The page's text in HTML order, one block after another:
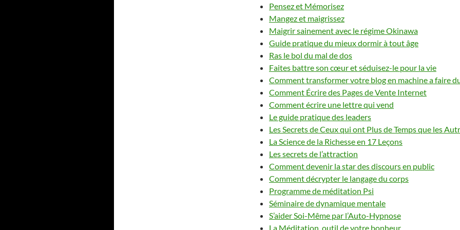
Pensez et Mémorisez
Mangez et maigrissez
Maigrir sainement avec le régime Okinawa
Guide pratique du mieux dormir à tout âge
Ras le bol du mal de dos
Faites battre son cœur et séduisez-le pour la vie
Comment transformer votre blog en machine a faire
Comment Écrire des Pages de Vente Internet
Comment écrire une lettre qui vend
Le guide pratique des leaders
Les Secrets de Ceux qui ont Plus de Temps que les
La Science de la Richesse en 17 Leçons
Les secrets de l’attraction
Comment devenir la star des discours en public
Comment décrypter le langage du corps
Programme de méditation Psi
Séminaire de dynamique mentale
S’aider Soi-Même par l’Auto-Hypnose
La Méditation, outil de votre bonheur